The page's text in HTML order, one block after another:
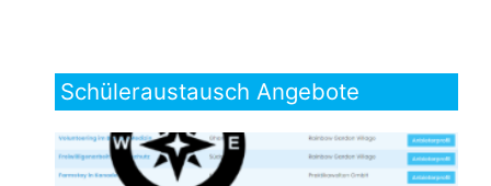
Schüleraustausch Angebote